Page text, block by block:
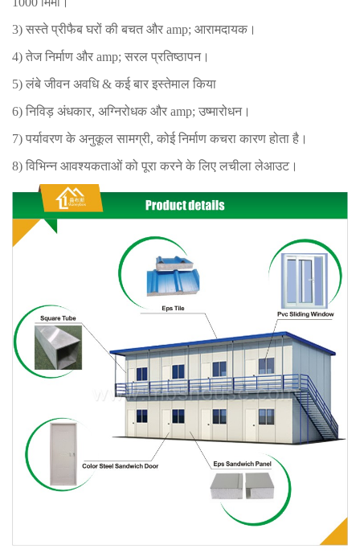
3) सस्ते प्रीफैब घरों की बचत और amp; आरामदायक।
4) तेज निर्माण और amp; सरल प्रतिष्ठापन।
5) लंबे जीवन अवधि & कई बार इस्तेमाल किया
6) निविड़ अंधकार, अग्निरोधक और amp; उष्मारोधन।
7) पर्यावरण के अनुकूल सामग्री, कोई निर्माण कचरा कारण होता है।
8) विभिन्न आवश्यकताओं को पूरा करने के लिए लचीला लेआउट।